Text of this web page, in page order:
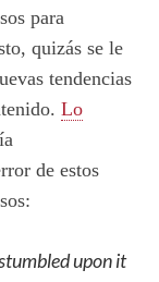
para
quizás se le
tendencias
Lo
de estos
upon it